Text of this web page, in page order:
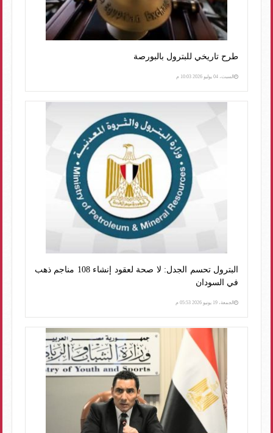
طرح تاريخي للبترول بالبورصة
السبت، 04 يوليو 2026 10:03 م
البترول تحسم الجدل: لا صحة لعقود إنشاء 108 مناجم ذهب
في السودان
الجمعة، 19 يونيو 2026 05:53 م